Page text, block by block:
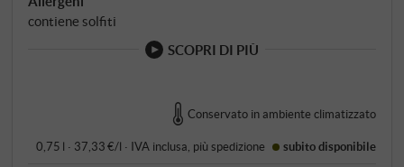
contiene solfiti
SCOPRI DI PIÙ
Conservato in ambiente climatizzato
0,75 l · 37,33 €/l · IVA inclusa, piùspedizione subito disponibile